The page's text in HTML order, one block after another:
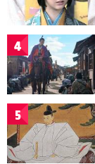
4
5